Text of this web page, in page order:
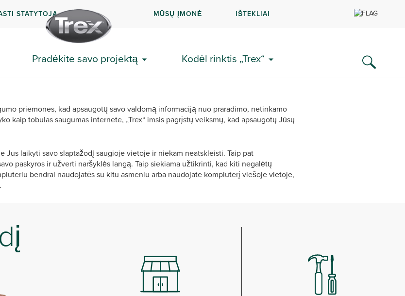
STATYTOJĄ MŪSŲ ĮMONĖ IŠTEKLIAI
Pradėkite savo projektą Kodėl rinktis „Trex“
priemones, kad apsaugotų savo valdomą informaciją nuo praradimo, netinkamo
kaip tobulas saugumas internete, „Trex“ imsis pagrįstų veiksmų, kad apsaugotų Jūsų
Jus laikyti savo slaptažodį saugioje vietoje ir niekam neatskleisti. Taip pat
paskyros ir užverti naršyklės langą. Taip siekiama užtikrinti, kad kiti negalėtų
bendrai naudojatės su kitu asmeniu arba naudojate kompiuterį viešoje vietoje,